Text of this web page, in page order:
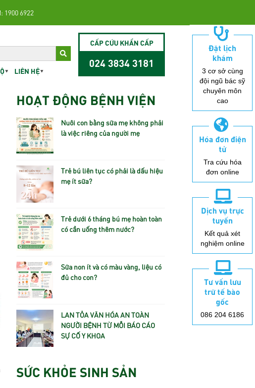
1900 6922
LIÊN HỆ
CẤP CỨU KHẨN CẤP
024 3834 3181
HOẠT ĐỘNG BỆNH VIỆN
Nuôi con bằng sữa mẹ không phải
là việc riêng của người mẹ
Trẻ bú liên tục có phải là dấu hiệu
mẹ ít sữa?
Trẻ dưới 6 tháng bú mẹ hoàn toàn
có cần uống thêm nước?
Sữa non ít và có màu vàng, liệu có
đủ cho con?
LAN TỎA VĂN HÓA AN TOÀN
NGƯỜI BỆNH TỪ MỖI BÁO CÁO
SỰ CỐ Y KHOA
SỨC KHỎE SINH SẢN
Đặt lịch
khám
3 cơ sở cùng
đội ngũ bác sỹ
chuyên môn
cao
Hóa đơn điện
tử
Tra cứu hóa
đơn online
Dịch vụ trực
tuyến
Kết quả xét
nghiệm online
Tư vấn lưu
trữ tế bào
gốc
086 204 6186